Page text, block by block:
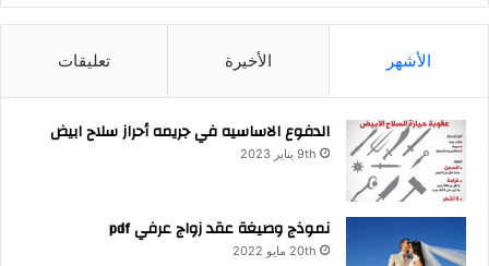
الأشهر الأخيرة تعليقات
الدفوع الاساسيه في جريمه أحراز سلاح ابيض
9th يناير 2023
نموذج وصيغة عقد زواج عرفي pdf
20th مايو 2022